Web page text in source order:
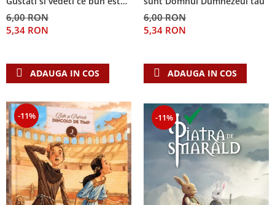
Domnul!
6,00 RON
5,34 RON
ADAUGA IN COS
6,00 RON
5,34 RON
ADAUGA IN COS
-11% -11%